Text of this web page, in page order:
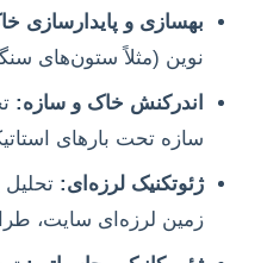
بهسازی و پایدارسازی
نوین (مثلاً ستون‌های
اندرکنش خاک و سازه:
سازه تحت بارهای
ژئوتکنیک لرزه‌ای: تحلیل
زمین لرزه‌ای سایت،